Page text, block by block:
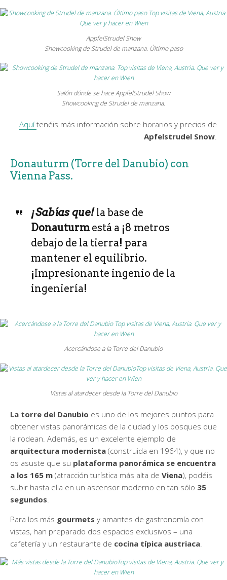
AppfelStrudel Show
Showcooking de Strudel de manzana. Último paso
Salón dónde se hace AppfelStrudel Show
Showcooking de Strudel de manzana.
Aquítenéis más información sobre horarios y precios de
Apfelstrudel Snow
Donauturm (Torre del Danubio) con
Vienna Pass.
¡Sabías que! la base de
Donauturmestá a ¡8 metros
debajo de la tierra! para
mantener el equilibrio.
¡Impresionante ingenio de la
ingeniería!
Acercándose a la Torre del Danubio
Vistas al atardecer desde la Torre del Danubio
La torre del Danubio es uno de los mejores puntos para
obtener vistas panorámicas de la ciudad y los bosques que
la rodean. Además, es un excelente ejemplo de
arquitectura modernista (construida en 1964), y que no
os asuste que su plataforma panorámica se encuentra
a los 165 m (atracción turística más alta de Viena), podéis
subir hasta ella en un ascensor moderno en tan sólo 35
segundos
Para los más gourmets y amantes de gastronomía con
vistas, han preparado dos espacios exclusivos – una
cafetería y un restaurante de cocina típica austriaca